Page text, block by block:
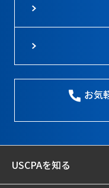
お気
USCPAを知る